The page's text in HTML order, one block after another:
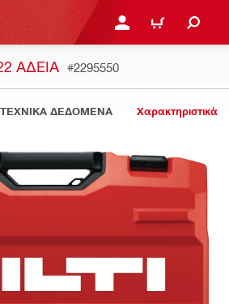
ΕΧΕΙΣ ΦΤΙΑΞΕΙ ΚΆΝΕ ΣΎΝΔΕΣΗ Ή
ΚΑΛΆΘΙ
ΆΔΕΙΑ #2295550
ΤΕΧΝΙΚΑ ΔΕΔΟΜΕΝΑ Χαρακτηριστικά